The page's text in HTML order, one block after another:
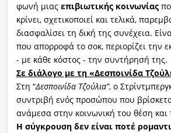
φωνή μιας επιβιωτικήςκοινωνίας
κρίνει, σχετικοποιεί και τελικά,
διασφαλίσει τη δική της συνέχεια.
που απορροφά το σοκ, περιορίζει την
- με κάθε κόστος - την συντήρησή της.
Σε διάλογο με τη «Δεσποινίδα
Στη “Δεσποινίδα Τζούλια”, ο
συντριβή ενός προσώπου που
ανάμεσα στην κοινωνική του θέση και
Η σύγκρουση δεν είναι ποτέ